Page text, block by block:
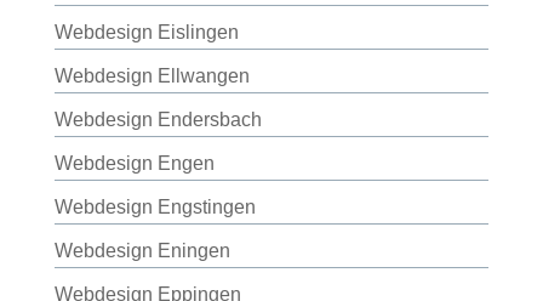
Webdesign Eislingen
Webdesign Ellwangen
Webdesign Endersbach
Webdesign Engen
Webdesign Engstingen
Webdesign Eningen
Webdesign Eppingen